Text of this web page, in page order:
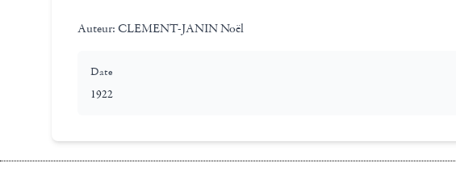
Auteur: CLEMENT-JANIN Noël
Date
1922